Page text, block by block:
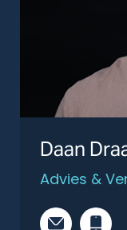
Daan
Advies &